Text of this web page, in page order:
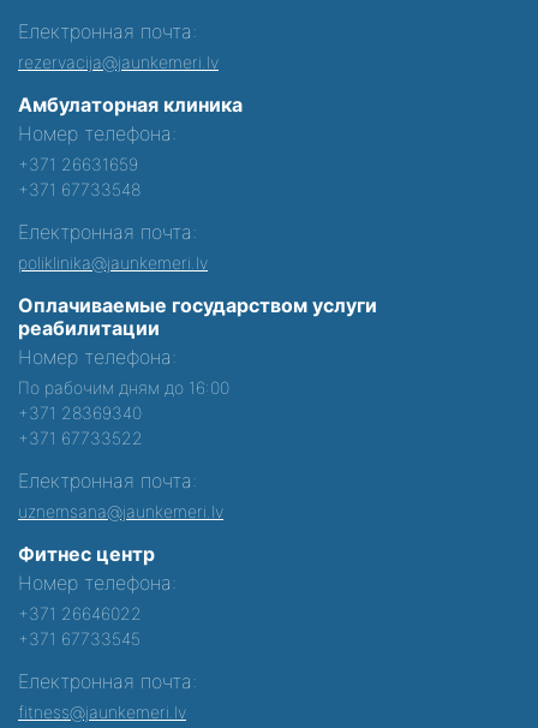
Електронная почта:
rezervacija@jaunkemeri.lv
Амбулаторная клиника
Номер телефона:
+371 26631659
+371 67733548
Електронная почта:
poliklinika@jaunkemeri.lv
Оплачиваемые государством услуги
реабилитации
Номер телефона:
По рабочим дням до 16:00
+371 28369340
+371 67733522
Електронная почта:
uznemsana@jaunkemeri.lv
Фитнес центр
Номер телефона:
+371 26646022
+371 67733545
Електронная почта:
fitness@jaunkemeri.lv